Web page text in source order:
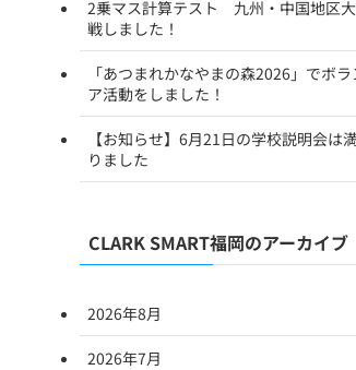
2乗マス計算テスト 九州・中国地区
戦しました！
「あつまれかなやまの森2026」でボラ
ア活動をしました！
【お知らせ】6月21日の学校説明会は
りました
CLARK SMART福岡のアーカイブ
2026年8月
2026年7月